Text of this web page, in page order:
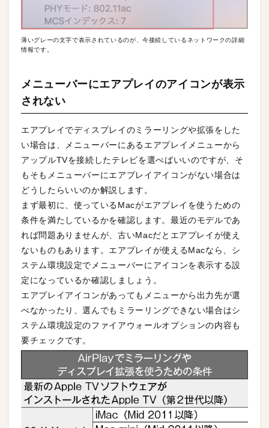
薄いグレーの文字で表示されているのが、今接続しているネットワークの詳細
情報です。
メニューバーにエアプレイのアイコンが表示
されない
エアプレイでディスプレイのミラーリングや拡張をした
い場合は、メニューバーにあるエアプレイメニューから
アップルTVを接続したテレビを選べばいいのですが、そ
もそもメニューバーにエアプレイアイコンがない場合は
どうしたらいいのか解説します。
まず最初に、使っているMacがエアプレイを使うための
条件を満たしているかを確認します。最近のモデルであ
れば問題ありませんが、古いMacだとエアプレイが使え
ないものもあります。エアプレイが使えるMacなら、シ
ステム環境設定でメニューバーにアイコンを表示する設
定になっているか確認しましょう。
エアプレイアイコンがあってもメニューから出力先が選
べなかったり、選んでもミラーリングできない場合はシ
ステム環境設定のファイアウォールオプションの内容も
要チェックです。